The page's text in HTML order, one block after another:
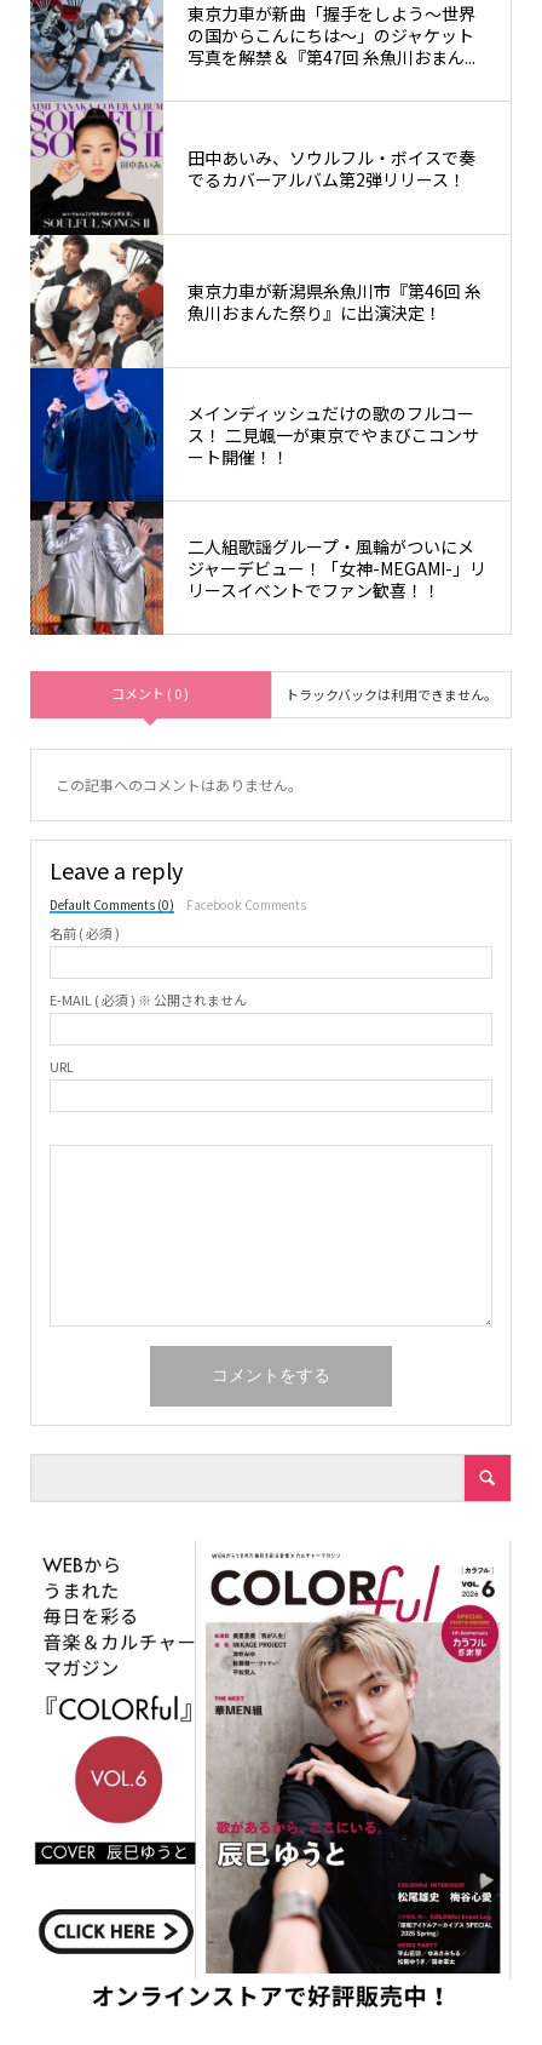
東京力車が新曲「握手をしよう～世界
の国からこんにちは～」のジャケット
写真を解禁＆『第47回 糸魚川おまん...
田中あいみ、ソウルフル・ボイスで奏
でるカバーアルバム第2弾リリース！
東京力車が新潟県糸魚川市『第46回 糸
魚川おまんた祭り』に出演決定！
メインディッシュだけの歌のフルコー
ス！ 二見颯一が東京でやまびこコンサ
ート開催！！
二人組歌謡グループ・風輪がついにメ
ジャーデビュー！「女神-MEGAMI-」リ
リースイベントでファン歓喜！！
コメント ( 0 ) トラックバックは利用できません。
この記事へのコメントはありません。
Leave a reply
Default Comments (0) Facebook Comments
名前 ( 必須 )
E-MAIL ( 必須 ) ※ 公開されません
URL